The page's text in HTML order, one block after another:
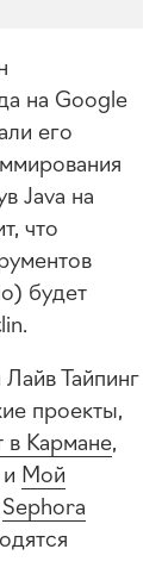
на Google
его
Java на
что
будет
Лайв Тайпинг
проекты,
Кармане,
Мой
Sephora